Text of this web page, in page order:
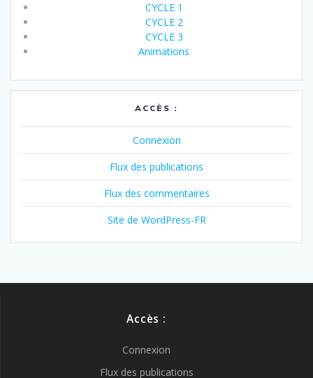
CYCLE 1
CYCLE 2
CYCLE 3
Animations
ACCÈS :
Connexion
Flux des publications
Flux des commentaires
Site de WordPress-FR
Accès :
Connexion
Flux des publications